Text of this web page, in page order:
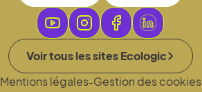
Voir tous les sites Ecologic
Mentions légales Gestion des cookies